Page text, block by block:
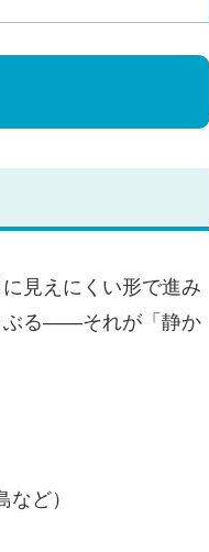
見えにくい形で進み
ぶる――それが「静か
ど）